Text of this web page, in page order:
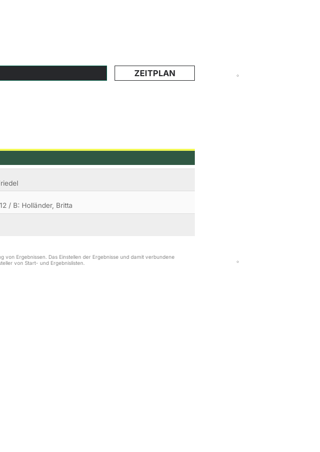
ZEITPLAN
/ B: Holländer, Britta
Ergebnissen. Das Einstellen der Ergebnisse und damit verbundene
von Start- und Ergebnislisten.